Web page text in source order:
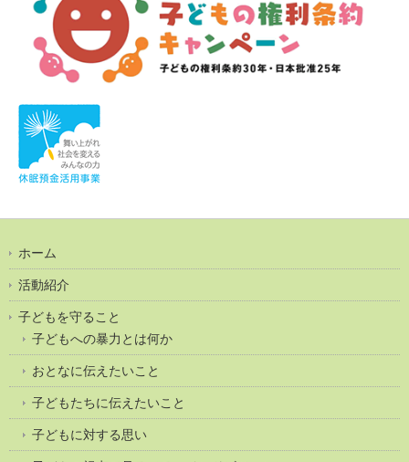
ホーム
活動紹介
子どもを守ること
子どもへの暴力とは何か
おとなに伝えたいこと
子どもたちに伝えたいこと
子どもに対する思い